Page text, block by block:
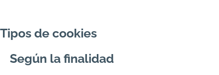
Tipos de cookies
Según la finalidad